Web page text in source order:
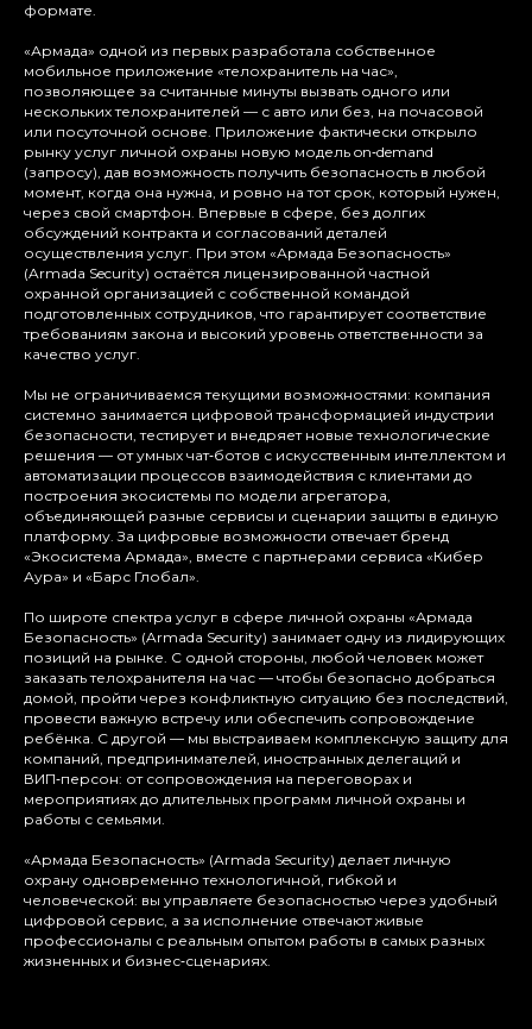
формате.
«Армада» одной из первых разработала собственное
мобильное приложение «телохранитель на час»,
позволяющее за считанные минуты вызвать одного или
нескольких телохранителей — с авто или без, на почасовой
или посуточной основе. Приложение фактически открыло
рынку услуг личной охраны новую модель on‑demand
(запросу), дав возможность получить безопасность в любой
момент, когда она нужна, и ровно на тот срок, который нужен,
через свой смартфон. Впервые в сфере, без долгих
обсуждений контракта и согласований деталей
осуществления услуг. При этом «Армада Безопасность»
(Armada Security) остаётся лицензированной частной
охранной организацией с собственной командой
подготовленных сотрудников, что гарантирует соответствие
требованиям закона и высокий уровень ответственности за
качество услуг.
Мы не ограничиваемся текущими возможностями: компания
системно занимается цифровой трансформацией индустрии
безопасности, тестирует и внедряет новые технологические
решения — от умных чат‑ботов с искусственным интеллектом и
автоматизации процессов взаимодействия с клиентами до
построения экосистемы по модели агрегатора,
объединяющей разные сервисы и сценарии защиты в единую
платформу. За цифровые возможности отвечает бренд
«Экосистема Армада», вместе с партнерами сервиса «Кибер
Аура» и «Барс Глобал».
По широте спектра услуг в сфере личной охраны «Армада
Безопасность» (Armada Security) занимает одну из лидирующих
позиций на рынке. С одной стороны, любой человек может
заказать телохранителя на час — чтобы безопасно добраться
домой, пройти через конфликтную ситуацию без последствий,
провести важную встречу или обеспечить сопровождение
ребёнка. С другой — мы выстраиваем комплексную защиту для
компаний, предпринимателей, иностранных делегаций и
ВИП‑персон: от сопровождения на переговорах и
мероприятиях до длительных программ личной охраны и
работы с семьями.
«Армада Безопасность» (Armada Security) делает личную
охрану одновременно технологичной, гибкой и
человеческой: вы управляете безопасностью через удобный
цифровой сервис, а за исполнение отвечают живые
профессионалы с реальным опытом работы в самых разных
жизненных и бизнес‑сценариях.